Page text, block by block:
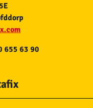
655 63 90